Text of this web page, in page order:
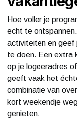
Hoe voller je
echt te
activiteiten en geef
te doen. Een extra
op je logeeradres
geeft vaak het
combinatie van
kort weekendje
genieten.